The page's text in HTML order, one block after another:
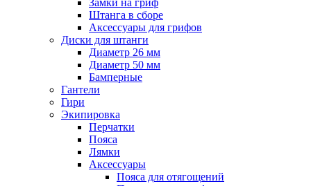
Замки на гриф
Штанга в сборе
Аксессуары для грифов
Диски для штанги
Диаметр 26 мм
Диаметр 50 мм
Бамперные
Гантели
Гири
Экипировка
Перчатки
Пояса
Лямки
Аксессуары
Пояса для отягощений